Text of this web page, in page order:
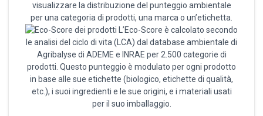
visualizzare la distribuzione del punteggio ambientale
per una categoria di prodotti, una marca o un’etichetta.
L’Eco-Score è calcolato secondo
le analisi del ciclo di vita (LCA) dal database ambientale di
Agribalyse di ADEME e INRAE per 2.500 categorie di
prodotti. Questo punteggio è modulato per ogni prodotto
in base alle sue etichette (biologico, etichette di qualità,
etc.), i suoi ingredienti e le sue origini, e i materiali usati
per il suo imballaggio.